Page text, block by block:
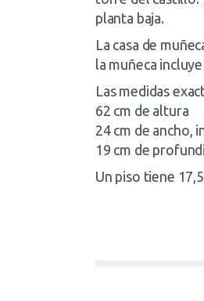
planta baja.
La casa de
la muñeca
Las medidas
62 cm de altura
24 cm de ancho,
19 cm de
Un piso tiene